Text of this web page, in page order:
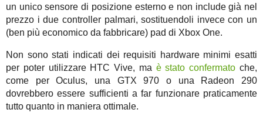
un unico sensore di posizione esterno e non include già nel
prezzo i due controller palmari, sostituendoli invece con un
(ben più economico da fabbricare) pad di Xbox One.
Non sono stati indicati dei requisiti hardware minimi esatti
per poter utilizzare HTC Vive, ma è stato confermato che,
come per Oculus, una GTX 970 o una Radeon 290
dovrebbero essere sufficienti a far funzionare praticamente
tutto quanto in maniera ottimale.